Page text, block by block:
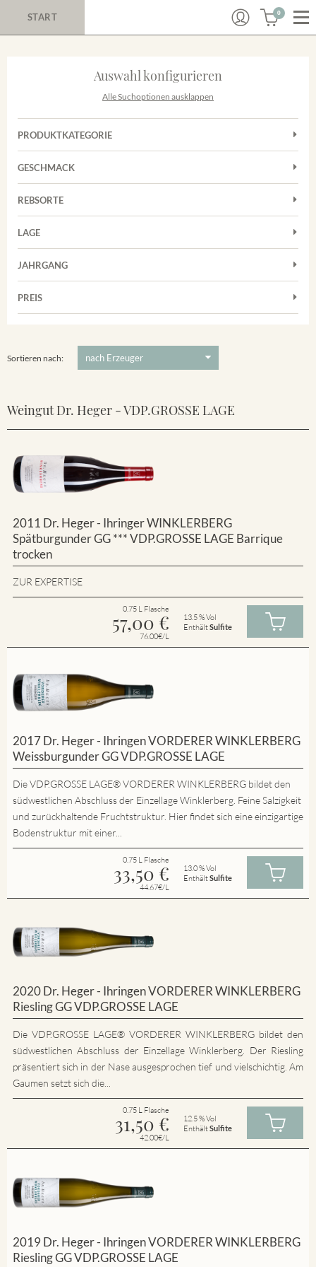
START 0
Auswahl konfigurieren
Alle Suchoptionen ausklappen
PRODUKTKATEGORIE
Cuvées
Rotwein
GESCHMACK
Trocken
REBSORTE
Chardonnay
Grauburgunder
Riesling
LAGE
Achkarrer Schlossberg
Vorderer Winklerberg
Winklerberg Hinter Winklen
JAHRGANG
PREIS
Sortieren nach:
Weingut Dr. Heger - VDP.GROSSE LAGE
2011 Dr. Heger - Ihringer WINKLERBERG
Spätburgunder GG *** VDP.GROSSE LAGE Barrique
trocken
ZUR EXPERTISE
0.75 L Flasche
57,00 €
76.00€/L
13.5 % Vol
EnthältSulfite
2017 Dr. Heger - Ihringen VORDERER WINKLERBERG
Weissburgunder GG VDP.GROSSE LAGE
Die VDP.GROSSE LAGE® VORDERER WINKLERBERG bildet den
südwestlichen Abschluss der Einzellage Winklerberg. Feine Salzigkeit
und zurückhaltende Fruchtstruktur. Hier findet sich eine einzigartige
Bodenstruktur mit einer...
0.75 L Flasche
33,50 €
44.67€/L
13.0 % Vol
EnthältSulfite
2020 Dr. Heger - Ihringen VORDERER WINKLERBERG
Riesling GG VDP.GROSSE LAGE
Die VDP.GROSSE LAGE® VORDERER WINKLERBERG bildet den
südwestlichen Abschluss der Einzellage Winklerberg. Der Riesling
präsentiert sich in der Nase ausgesprochen tief und vielschichtig. Am
Gaumen setzt sich die...
0.75 L Flasche
31,50 €
42.00€/L
12.5 % Vol
EnthältSulfite
2019 Dr. Heger - Ihringen VORDERER WINKLERBERG
Riesling GG VDP.GROSSE LAGE